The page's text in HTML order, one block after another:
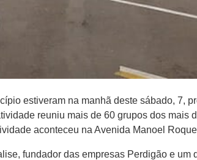
estiveram na manhã deste sábado, 7,
reuniu mais de 60 grupos dos mais
aconteceu na Avenida Manoel
fundador das empresas Perdigão e